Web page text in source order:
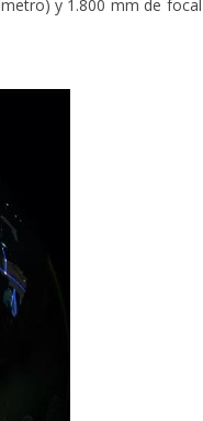
y 1.800 mm de focal